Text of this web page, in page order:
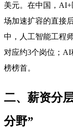
美元。在中国，
场加速扩容的直接
中，人工智能工程
对应约3个岗位；
榜榜首。
二、薪资分
分野”